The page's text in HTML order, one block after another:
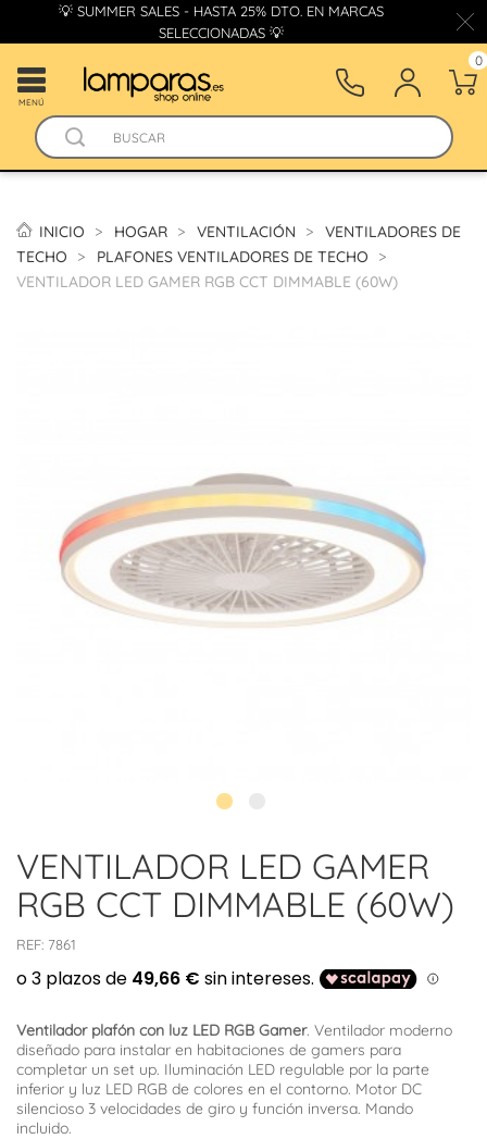
💡 SUMMER SALES - HASTA 25% DTO. EN MARCAS
SELECCIONADAS 💡
MENÚ
0
INICIO HOGAR VENTILACIÓN
VENTILADORES DE
TECHO
PLAFONES VENTILADORES DE TECHO
VENTILADOR LED GAMER RGB CCT DIMMABLE (60W)
VENTILADOR LED GAMER
RGB CCT DIMMABLE (60W)
REF: 7861
Ventilador plafón con luz LED RGB Gamer. Ventilador moderno
diseñado para instalar en habitaciones de gamers para
completar un set up. Iluminación LED regulable por la parte
inferior y luz LED RGB de colores en el contorno. Motor DC
silencioso 3 velocidades de giro y función inversa. Mando
incluido.